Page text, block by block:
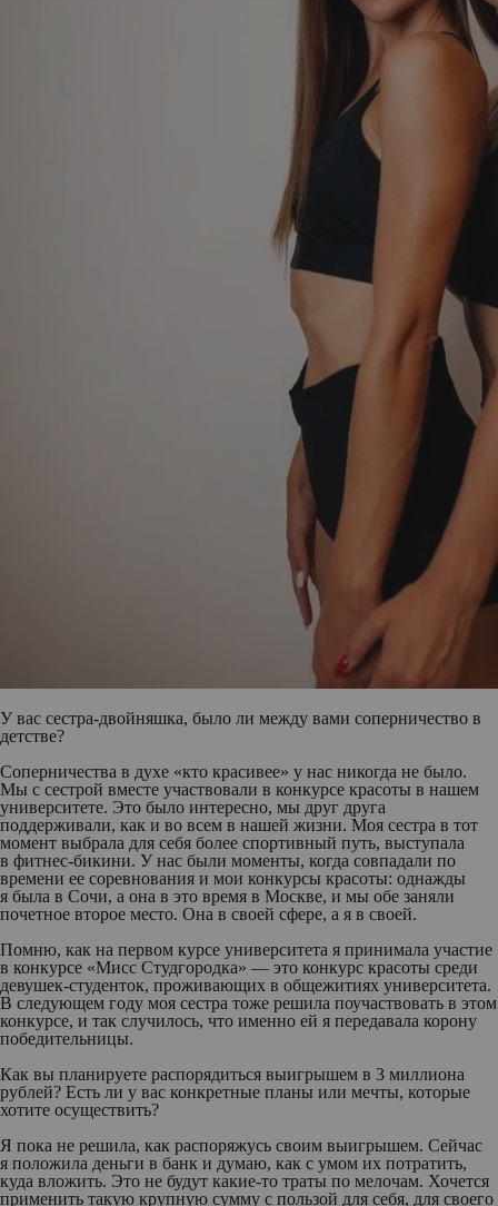
У вас сестра-двойняшка, было ли между вами соперничество в
детстве?
Соперничества в духе «кто красивее» у нас никогда не было.
Мы с сестрой вместе участвовали в конкурсе красоты в нашем
университете. Это было интересно, мы друг друга
поддерживали, как и во всем в нашей жизни. Моя сестра в тот
момент выбрала для себя более спортивный путь, выступала
в фитнес-бикини. У нас были моменты, когда совпадали по
времени ее соревнования и мои конкурсы красоты: однажды
я была в Сочи, а она в это время в Москве, и мы обе заняли
почетное второе место. Она в своей сфере, а я в своей.
Помню, как на первом курсе университета я принимала участие
в конкурсе «Мисс Студгородка» — это конкурс красоты среди
девушек-студенток, проживающих в общежитиях университета.
В следующем году моя сестра тоже решила поучаствовать в этом
конкурсе, и так случилось, что именно ей я передавала корону
победительницы.
Как вы планируете распорядиться выигрышем в 3 миллиона
рублей? Есть ли у вас конкретные планы или мечты, которые
хотите осуществить?
Я пока не решила, как распоряжусь своим выигрышем. Сейчас
я положила деньги в банк и думаю, как с умом их потратить,
куда вложить. Это не будут какие-то траты по мелочам. Хочется
применить такую крупную сумму с пользой для себя, для своего